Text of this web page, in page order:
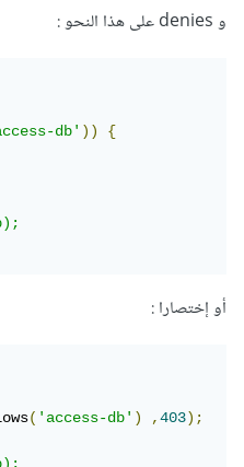
و denies على هذا النحو :
db'))
{
أو إختصارا :
('access-db') ,403);